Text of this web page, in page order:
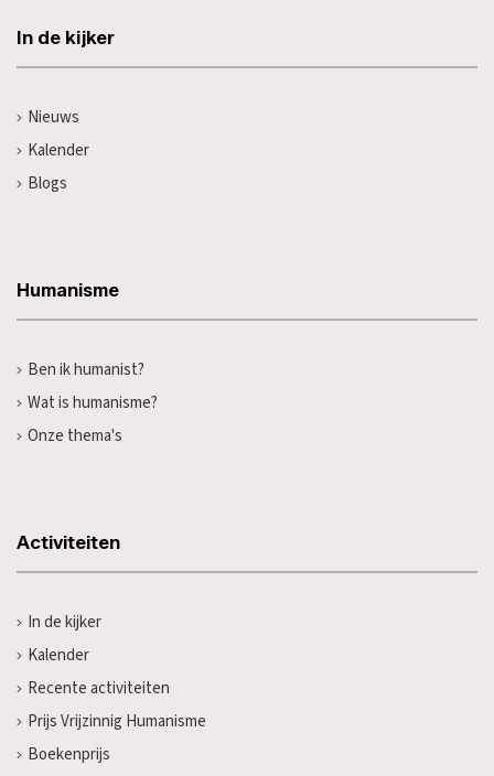
In de kijker
Nieuws
Kalender
Blogs
Humanisme
Ben ik humanist?
Wat is humanisme?
Onze thema's
Activiteiten
In de kijker
Kalender
Recente activiteiten
Prijs Vrijzinnig Humanisme
Boekenprijs